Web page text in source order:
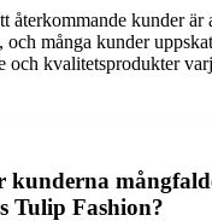
återkommande kunder är
många kunder
och kvalitetsprodukter
kunderna
Tulip Fashion?